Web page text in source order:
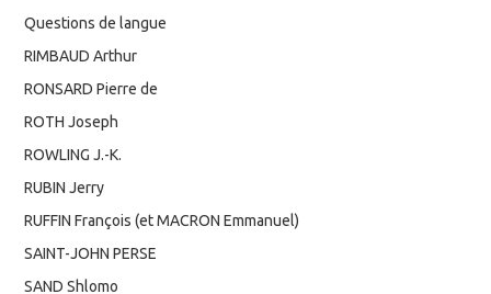
Questions de langue
RIMBAUD Arthur
RONSARD Pierre de
ROTH Joseph
ROWLING J.-K.
RUBIN Jerry
RUFFIN François (et MACRON Emmanuel)
SAINT-JOHN PERSE
SAND Shlomo